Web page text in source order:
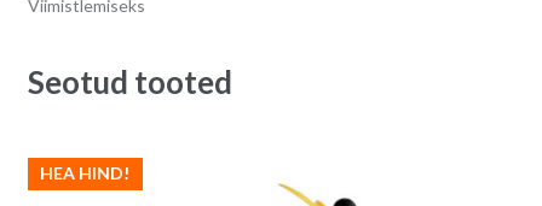
Viimistlemiseks
Seotud tooted
HEA HIND!